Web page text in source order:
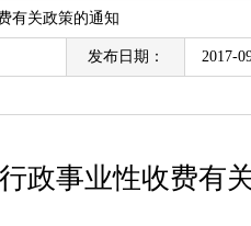
有关政策的通知
发布日期： 2017-
政事业性收费有